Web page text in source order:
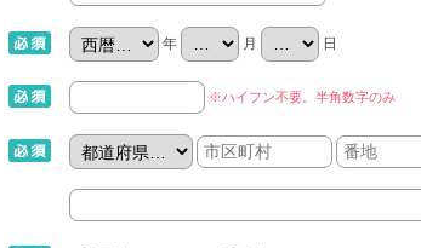
年 月 日
※ハイフン不要。半角数字のみ